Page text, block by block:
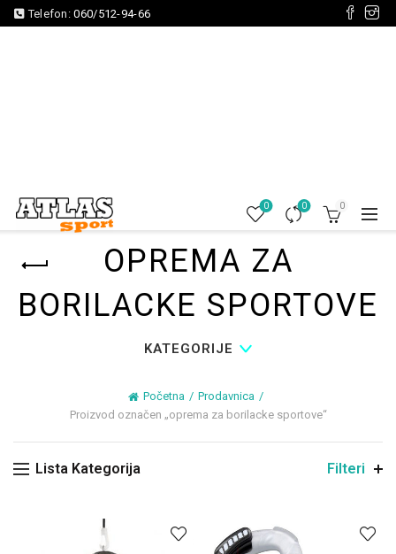
Telefon:060/512-94-66
0 0 0
OPREMA ZA
BORILACKE SPORTOVE
KATEGORIJE
Početna
Prodavnica
Proizvod označen „oprema za borilacke sportove“
Lista Kategorija Filteri